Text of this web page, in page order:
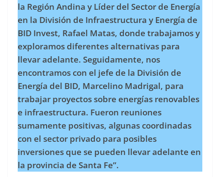
la Región Andina y Líder del Sector de Energía
en la División de Infraestructura y Energía de
BID Invest, Rafael Matas, donde trabajamos y
exploramos diferentes alternativas para
llevar adelante. Seguidamente, nos
encontramos con el jefe de la División de
Energía del BID, Marcelino Madrigal, para
trabajar proyectos sobre energías renovables
e infraestructura. Fueron reuniones
sumamente positivas, algunas coordinadas
con el sector privado para posibles
inversiones que se pueden llevar adelante en
la provincia de Santa Fe”.